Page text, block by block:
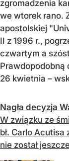
zgromadzenia
we wtorek rano.
apostolskiej
II z 1996 r.,
czwartym a
Prawdopodobną
26 kwietnia –
Nagła decyzja
W związku ze
bł. Carlo
nie został